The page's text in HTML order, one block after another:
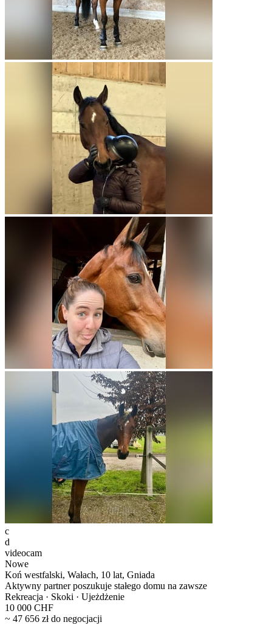
c
d
videocam
Nowe
Koń westfalski, Wałach, 10 lat, Gniada
Aktywny partner poszukuje stałego domu na zawsze
Rekreacja · Skoki · Ujeżdżenie
10 000 CHF
~ 47 656 zł do negocjacji